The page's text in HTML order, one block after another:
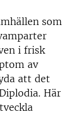
som
i frisk
av
att det
Här